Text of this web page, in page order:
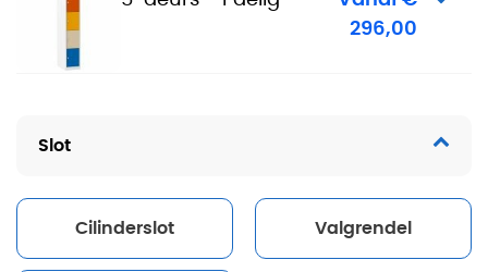
296,00
Slot
Cilinderslot Valgrendel